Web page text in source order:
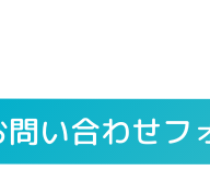
問い合わせフ